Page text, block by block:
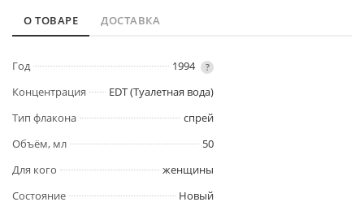
О ТОВАРЕ ДОСТАВКА
Год 1994 ?
Концентрация
EDT (Туалетная вода)
Тип флакона
спрей
Объём, мл
50
Для кого
женщины
Состояние
Новый